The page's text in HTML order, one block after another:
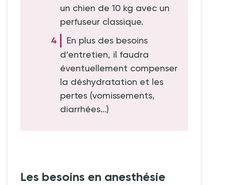
un chien de 10 kg avec un
perfuseur classique.
En plus des besoins
d’entretien, il faudra
éventuellement compenser
la déshydratation et les
pertes (vomissements,
diarrhées…)
Les besoins en anesthésie